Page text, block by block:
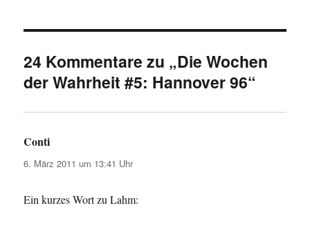
24 Kommentare zu „Die Wochen
der Wahrheit #5: Hannover 96“
Conti
6. März 2011 um 13:41 Uhr
Ein kurzes Wort zu Lahm: